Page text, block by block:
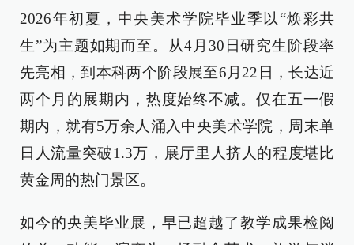
2026年初夏，中央美术学院毕业季以“焕彩共
生”为主题如期而至。从4月30日研究生阶段率
先亮相，到本科两个阶段展至6月22日，长达近
两个月的展期内，热度始终不减。仅在五一假
期内，就有5万余人涌入中央美术学院，周末单
日人流量突破1.3万，展厅里人挤人的程度堪比
黄金周的热门景区。
如今的央美毕业展，早已超越了教学成果检阅